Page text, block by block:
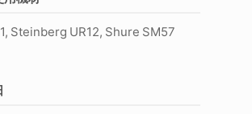
Steinberg UR12, Shure SM57